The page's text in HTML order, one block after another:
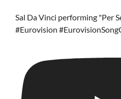
Sal Da Vinci performing "Per
#Eurovision